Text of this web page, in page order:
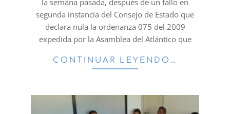
la semana pasada, después de un fallo en
segunda instancia del Consejo de Estado que
declara nula la ordenanza 075 del 2009
expedida por la Asamblea del Atlántico que
CONTINUAR LEYENDO…